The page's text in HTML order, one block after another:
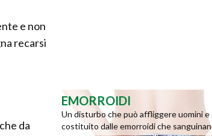
e non
recarsi
da
EMORROIDI
Un disturbo che può affliggere uomini e
costituito dalle emorroidi che